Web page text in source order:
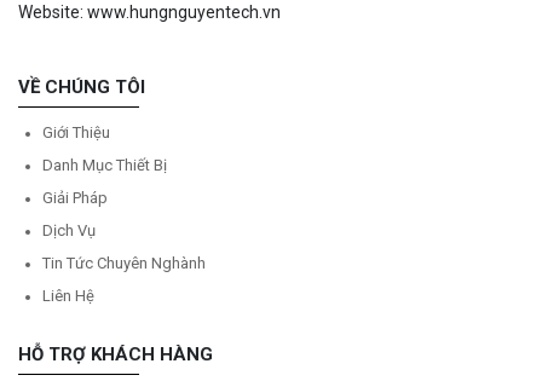
Website: www.hungnguyentech.vn
VỀ CHÚNG TÔI
Giới Thiệu
Danh Mục Thiết Bị
Giải Pháp
Dịch Vụ
Tin Tức Chuyên Nghành
Liên Hệ
HỖ TRỢ KHÁCH HÀNG